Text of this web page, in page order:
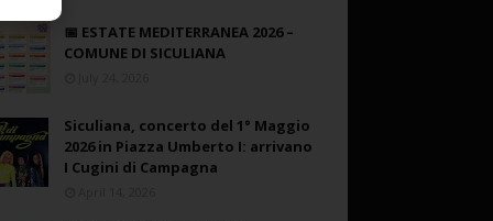
📅 ESTATE MEDITERRANEA 2026 –
COMUNE DI SICULIANA
Siculiana, concerto del 1° Maggio
2026 in Piazza Umberto I: arrivano
I Cugini di Campagna